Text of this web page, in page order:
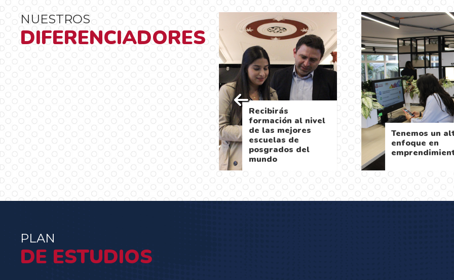
NUESTROS
DIFERENCIADORES
por la
Nuestro grupo de
investigación tiene
clasificación A1 de
Colciencias
Recibirás
formación al nivel
de las mejores
escuelas de
posgrados del
mundo
Tenemos un
enfoque en
…
PLAN
DE ESTUDIOS